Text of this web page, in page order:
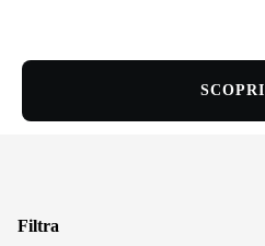
SCOPRI
Filtra